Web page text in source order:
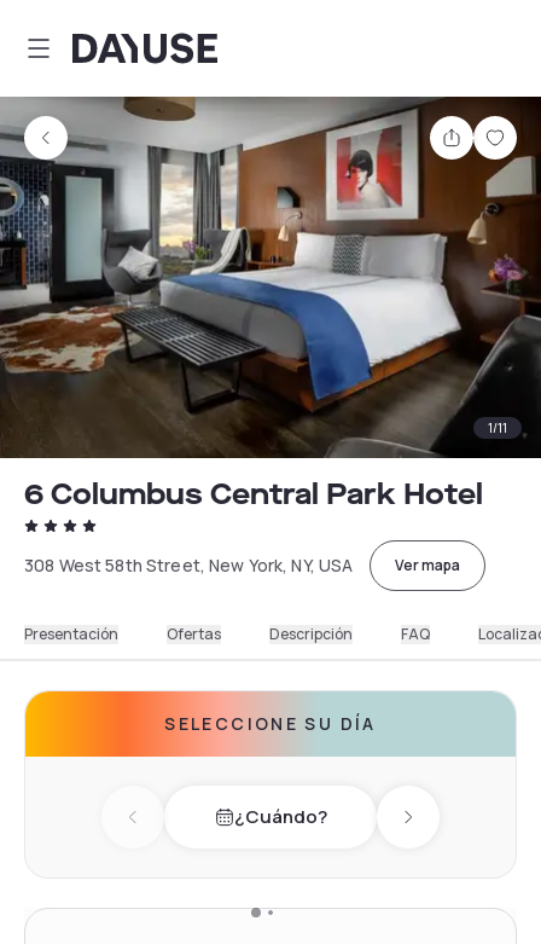
Dayuse
1/11
6 Columbus Central Park Hotel
308 West 58th Street, New York, NY, USA Ver mapa
Presentación Ofertas Descripción FAQ
SELECCIONE SU DÍA
Previous day¿Cuándo? Next day